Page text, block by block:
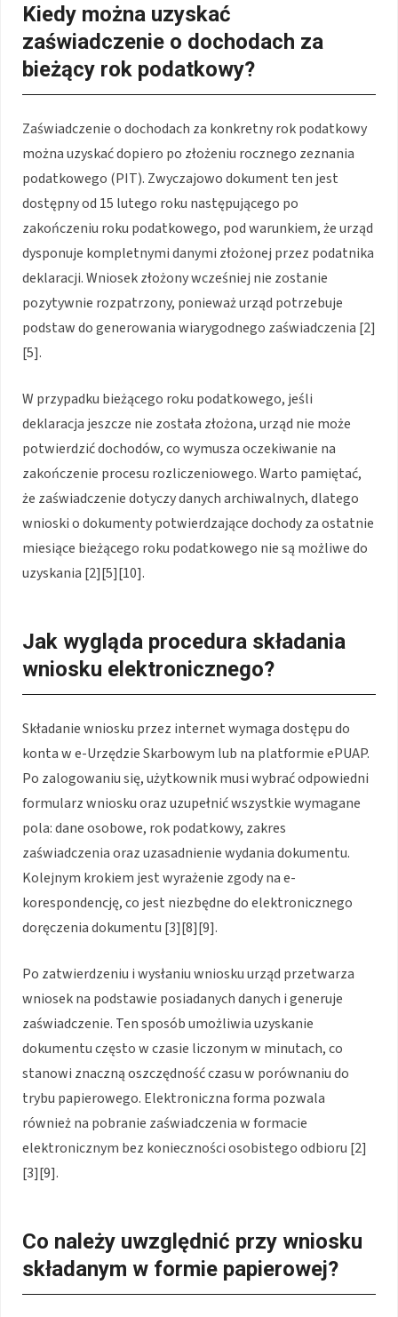
Kiedy można uzyskać
zaświadczenie o dochodach za
bieżący rok podatkowy?
Zaświadczenie o dochodach za konkretny rok podatkowy
można uzyskać dopiero po złożeniu rocznego zeznania
podatkowego (PIT). Zwyczajowo dokument ten jest
dostępny od 15 lutego roku następującego po
zakończeniu roku podatkowego, pod warunkiem, że urząd
dysponuje kompletnymi danymi złożonej przez podatnika
deklaracji. Wniosek złożony wcześniej nie zostanie
pozytywnie rozpatrzony, ponieważ urząd potrzebuje
podstaw do generowania wiarygodnego zaświadczenia [2]
[5].
W przypadku bieżącego roku podatkowego, jeśli
deklaracja jeszcze nie została złożona, urząd nie może
potwierdzić dochodów, co wymusza oczekiwanie na
zakończenie procesu rozliczeniowego. Warto pamiętać,
że zaświadczenie dotyczy danych archiwalnych, dlatego
wnioski o dokumenty potwierdzające dochody za ostatnie
miesiące bieżącego roku podatkowego nie są możliwe do
uzyskania [2][5][10].
Jak wygląda procedura składania
wniosku elektronicznego?
Składanie wniosku przez internet wymaga dostępu do
konta w e-Urzędzie Skarbowym lub na platformie ePUAP.
Po zalogowaniu się, użytkownik musi wybrać odpowiedni
formularz wniosku oraz uzupełnić wszystkie wymagane
pola: dane osobowe, rok podatkowy, zakres
zaświadczenia oraz uzasadnienie wydania dokumentu.
Kolejnym krokiem jest wyrażenie zgody na e-
korespondencję, co jest niezbędne do elektronicznego
doręczenia dokumentu [3][8][9].
Po zatwierdzeniu i wysłaniu wniosku urząd przetwarza
wniosek na podstawie posiadanych danych i generuje
zaświadczenie. Ten sposób umożliwia uzyskanie
dokumentu często w czasie liczonym w minutach, co
stanowi znaczną oszczędność czasu w porównaniu do
trybu papierowego. Elektroniczna forma pozwala
również na pobranie zaświadczenia w formacie
elektronicznym bez konieczności osobistego odbioru [2]
[3][9].
Co należy uwzględnić przy wniosku
składanym w formie papierowej?